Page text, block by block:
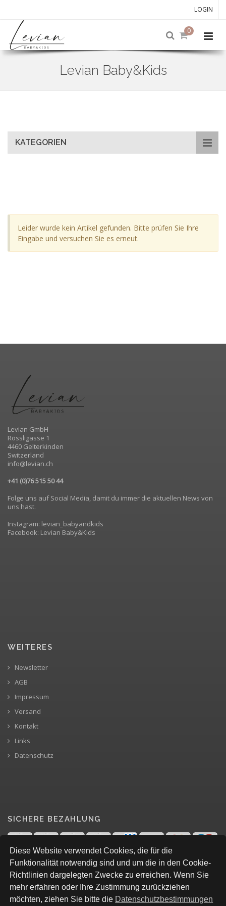
Diese Website verwendet Cookies, die für die
Funktionalität notwendig sind und um die in den Cookie-
Richtlinien dargelegten Zwecke zu erreichen. Wenn Sie
mehr erfahren oder Ihre Zustimmung zurückziehen
möchten, ziehen Sie bitte die Datenschutzbestimmungen
LOGIN
0
Levian Baby&Kids
KATEGORIEN
Leider wurde kein Artikel gefunden. Bitte prüfen Sie Ihre
Eingabe und versuchen Sie es erneut.
Levian GmbH
Rössligasse 1
4460 Gelterkinden
Switzerland
info@levian.ch
+41 (0)76 515 50 44
Folge uns auf Social Media, damit du immer die aktuellen News von
uns hast.
Instagram: levian_babyandkids
Facebook: Levian Baby&Kids
WEITERES
Newsletter
AGB
Impressum
Versand
Kontakt
Links
Datenschutz
SICHERE BEZAHLUNG